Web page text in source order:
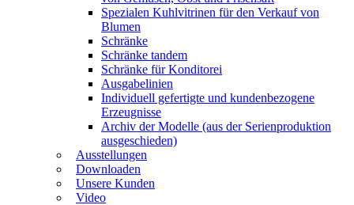
Spezialen Kuhlvitrinen für den Verkauf von
Blumen
Schränke
Schränke tandem
Schränke für Konditorei
Ausgabelinien
Individuell gefertigte und kundenbezogene
Erzeugnisse
Archiv der Modelle (aus der Serienproduktion
ausgeschieden)
Ausstellungen
Downloaden
Unsere Kunden
Video